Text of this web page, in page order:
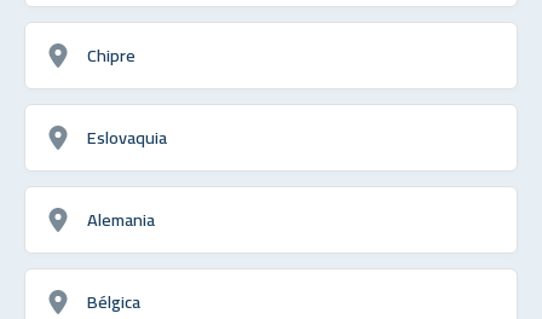
Chipre
Eslovaquia
Alemania
Bélgica